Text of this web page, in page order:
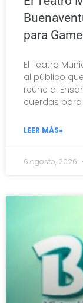
para
El Teatro
al público
reúne al
cuerdas para
LEER MÁS»
6 agosto, 2026